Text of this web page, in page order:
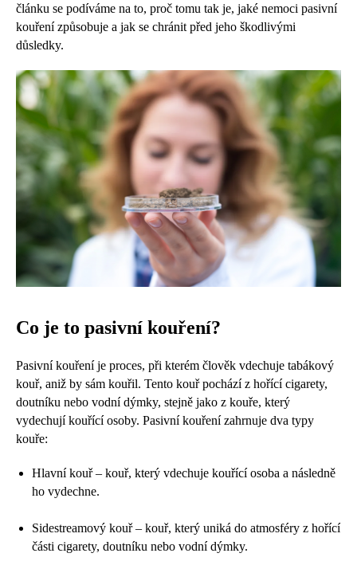
článku se podíváme na to, proč tomu tak je, jaké nemoci pasivní
kouření způsobuje a jak se chránit před jeho škodlivými
důsledky.
Co je to pasivní kouření?
Pasivní kouření je proces, při kterém člověk vdechuje tabákový
kouř, aniž by sám kouřil. Tento kouř pochází z hořící cigarety,
doutníku nebo vodní dýmky, stejně jako z kouře, který
vydechují kouřící osoby. Pasivní kouření zahrnuje dva typy
kouře:
Hlavní kouř – kouř, který vdechuje kouřící osoba a následně
ho vydechne.
Sidestreamový kouř – kouř, který uniká do atmosféry z hořící
části cigarety, doutníku nebo vodní dýmky.